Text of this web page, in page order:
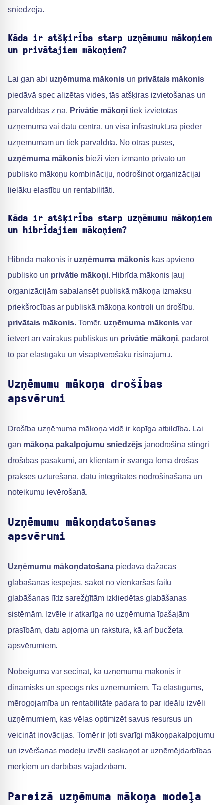
sniedzēja.
Kāda ir atšķirība starp uzņēmumu mākoņiem
un privātajiem mākoņiem?
Lai gan abi uzņēmuma mākonis un privātais mākonis
piedāvā specializētas vides, tās atšķiras izvietošanas un
pārvaldības ziņā. Privātie mākoņi tiek izvietotas
uzņēmumā vai datu centrā, un visa infrastruktūra pieder
uzņēmumam un tiek pārvaldīta. No otras puses,
uzņēmuma mākonis bieži vien izmanto privāto un
publisko mākoņu kombināciju, nodrošinot organizācijai
lielāku elastību un rentabilitāti.
Kāda ir atšķirība starp uzņēmumu mākoņiem
un hibrīdajiem mākoņiem?
Hibrīda mākonis ir uzņēmuma mākonis kas apvieno
publisko un privātie mākoņi. Hibrīda mākonis ļauj
organizācijām sabalansēt publiskā mākoņa izmaksu
priekšrocības ar publiskā mākoņa kontroli un drošību.
privātais mākonis. Tomēr, uzņēmuma mākonis var
ietvert arī vairākus publiskus un privātie mākoņi, padarot
to par elastīgāku un visaptverošāku risinājumu.
Uzņēmumu mākoņa drošības
apsvērumi
Drošība uzņēmuma mākoņa vidē ir kopīga atbildība. Lai
gan mākoņa pakalpojumu sniedzējs jānodrošina stingri
drošības pasākumi, arī klientam ir svarīga loma drošas
prakses uzturēšanā, datu integritātes nodrošināšanā un
noteikumu ievērošanā.
Uzņēmumu mākoņdatošanas
apsvērumi
Uzņēmumu mākoņdatošana piedāvā dažādas
glabāšanas iespējas, sākot no vienkāršas failu
glabāšanas līdz sarežģītām izkliedētas glabāšanas
sistēmām. Izvēle ir atkarīga no uzņēmuma īpašajām
prasībām, datu apjoma un rakstura, kā arī budžeta
apsvērumiem.
Nobeigumā var secināt, ka uzņēmumu mākonis ir
dinamisks un spēcīgs rīks uzņēmumiem. Tā elastīgums,
mērogojamība un rentabilitāte padara to par ideālu izvēli
uzņēmumiem, kas vēlas optimizēt savus resursus un
veicināt inovācijas. Tomēr ir ļoti svarīgi mākoņpakalpojumu
un izvēršanas modeļu izvēli saskaņot ar uzņēmējdarbības
mērķiem un darbības vajadzībām.
Pareizā uzņēmuma mākoņa modeļa